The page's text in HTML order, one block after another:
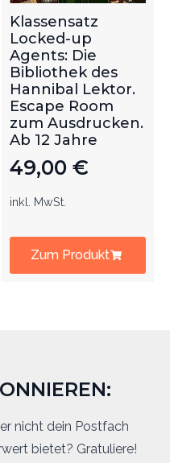
Klassensatz
Locked-up
Agents: Die
Bibliothek des
Hannibal Lektor.
Escape Room
zum Ausdrucken.
Ab 12 Jahre
49,00 €
inkl. MwSt.
Zum Produkt
nicht dein Postfach
bietet? Gratuliere!